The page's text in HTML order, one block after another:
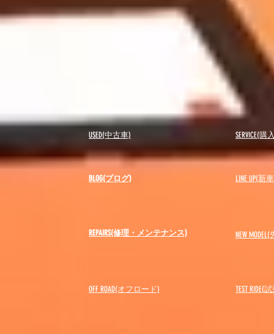
USED(中古車)
BLOG(ブログ)
SERVICE(
LINE UP(新
REPAIRS(修理・メンテナンス) NEW MODEL(
OFF ROAD(オフロード) ​TEST RIDE(